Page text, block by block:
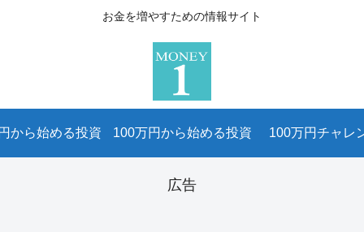
お金を増やすための情報サイト
から始める投資 100万円から始める投資 100万円チャレ
広告